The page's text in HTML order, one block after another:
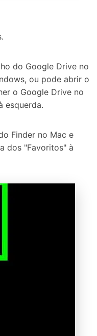
do Google Drive no
ou pode abrir o
o Google Drive no
esquerda.
Finder no Mac e
dos "Favoritos" à